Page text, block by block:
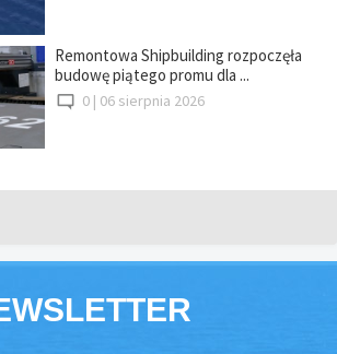
Remontowa Shipbuilding rozpoczęła
budowę piątego promu dla ...
0 | 06 sierpnia 2026